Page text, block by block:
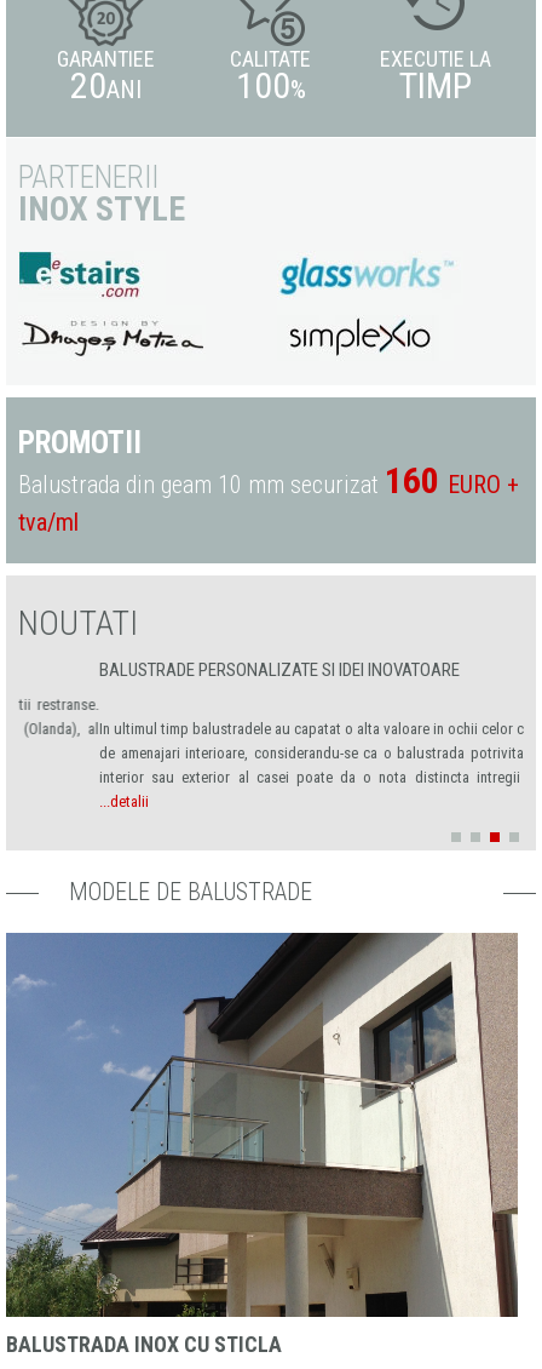
GARANTIEE
20ANI
CALITATE
100%
EXECUTIE LA
TIMP
PARTENERII
INOX STYLE
PROMOTII
Balustrada din geam 10 mm securizat 160 EURO +
tva/ml
NOUTATI
BALUSTRADE PERSONALIZATE SI IDEI INOVATOARE
In ultimul timp balustradele au capatat o alta valoare in ochii celor care se ocupa
de amenajari interioare, considerandu-se ca o balustrada potrivita cu aspectul
interior sau exterior al casei poate da o nota distincta intregii locuinte. Ac
MODELE DE BALUSTRADE
BALUSTRADA INOX CU STICLA